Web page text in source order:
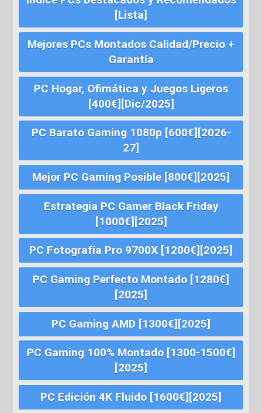
[Lista]
Mejores PCs Montados Calidad/Precio +
Garantía
PC Hogar, Ofimática y Juegos Ligeros
[400€][Dic/2025]
PC Barato Gaming 1080p [600€][2026-
27]
Mejor PC Gaming Posible [800€][2025]
Estrategia PC Gamer Black Friday
[1000€][2025]
PC Fotografía Pro 9700X [1200€][2025]
PC Gaming Perfecto Montado [1280€]
[2025]
PC Gaming AMD [1300€][2025]
PC Gaming 100% Montado [1300-1500€]
[2025]
PC Edición 4K Fluido [1600€][2025]